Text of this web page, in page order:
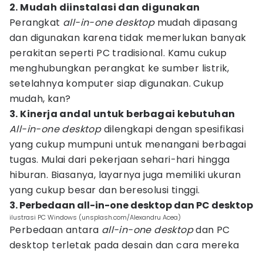
2. Mudah diinstalasi dan digunakan
Perangkat all-in-one desktopmudah dipasang
dan digunakan karena tidak memerlukan banyak
perakitan seperti PC tradisional. Kamu cukup
menghubungkan perangkat ke sumber listrik,
setelahnya komputer siap digunakan. Cukup
mudah, kan?
3. Kinerja andal untuk berbagai kebutuhan
All-in-one desktopdilengkapi dengan spesifikasi
yang cukup mumpuni untuk menangani berbagai
tugas. Mulai dari pekerjaan sehari-hari hingga
hiburan. Biasanya, layarnya juga memiliki ukuran
yang cukup besar dan beresolusi tinggi.
3. Perbedaan all-in-one desktop dan PC desktop
ilustrasi PC Windows (unsplash.com/Alexandru Acea)
Perbedaan antara all-in-one desktopdan PC
desktop terletak pada desain dan cara mereka